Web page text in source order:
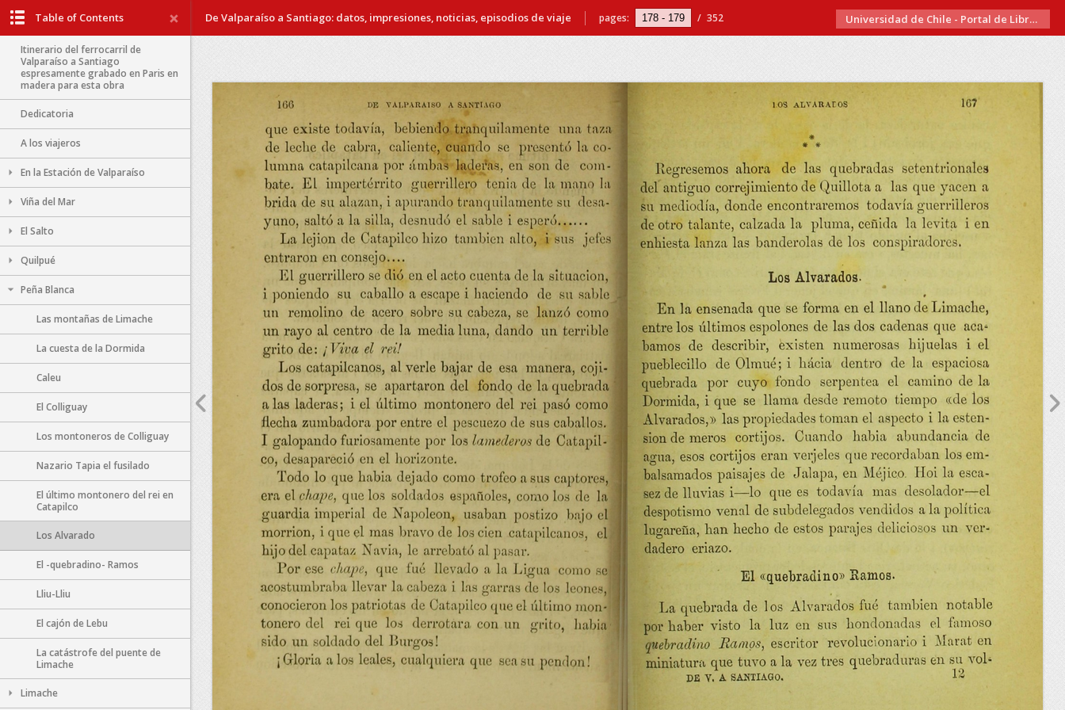
De Valparaíso a Santiago: datos, impresiones, noticias, episodios de viaje pages: / 352 Universidad de Chile - Portal de Libros Electrónicos
Table of Contents
Itinerario del ferrocarril de
Valparaíso a Santiago
espresamente grabado en Paris en
madera para esta obra
Dedicatoria
A los viajeros
En la Estación de Valparaíso
Viña del Mar
El Salto
Quilpué
Peña Blanca
Las montañas de Limache
La cuesta de la Dormida
Caleu
El Colliguay
Los montoneros de Colliguay
Nazario Tapia el fusilado
El último montonero del rei en
Catapilco
Los Alvarado
El -quebradino- Ramos
Lliu-Lliu
El cajón de Lebu
La catástrofe del puente de
Limache
Limache